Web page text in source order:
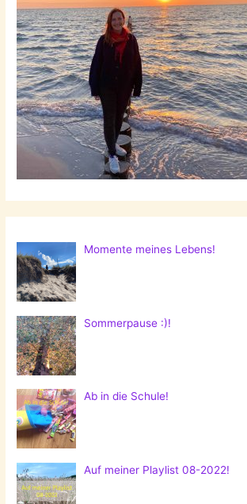
Momente meines Lebens!
Sommerpause :)!
Ab in die Schule!
Auf meiner Playlist 08-2022!